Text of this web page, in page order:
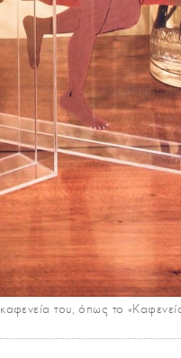
του, όπως το